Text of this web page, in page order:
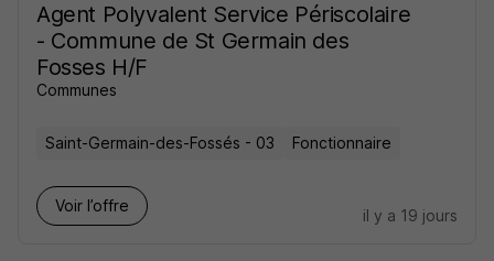
Agent Polyvalent Service Périscolaire
- Commune de St Germain des
Fosses H/F
Communes
Saint-Germain-des-Fossés - 03 Fonctionnaire
Voir l’offre
il y a 19 jours